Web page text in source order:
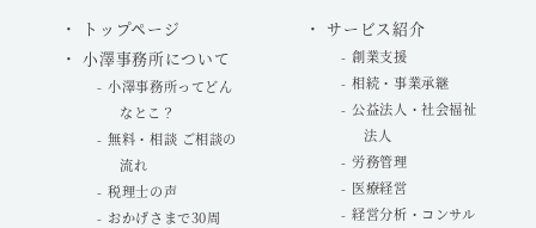
トップページ
小澤事務所について
小澤事務所ってどん
なとこ？
無料・相談 ご相談の
流れ
税理士の声
おかげさまで30周
サービス紹介
創業支援
相続・事業承継
公益法人・社会福祉
法人
労務管理
医療経営
経営分析・コンサル